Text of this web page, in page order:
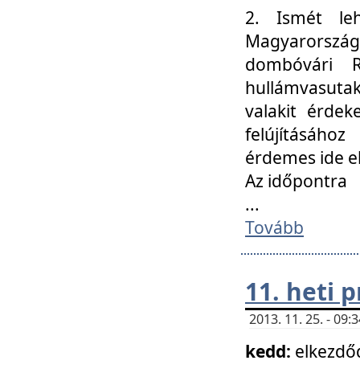
2. Ismét
dombóvári
valakit
érdemes ide
Az időpontra
...
Tovább
11. heti
2013. 11. 25. -
kedd: